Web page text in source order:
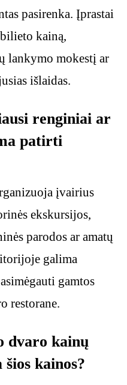
pasirenka. Įprastai
kainą,
lankymo mokestį ar
išlaidas.
renginiai ar
patirti
įvairius
ekskursijos,
parodos ar amatų
galima
gamtos
restorane.
dvaro kainų
kainos?